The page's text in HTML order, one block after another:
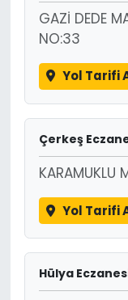
GAZİ DEDE
NO:33
Yol Tarifi
Çerkeş
KARAMUKLU
Yol Tarifi
Hülya